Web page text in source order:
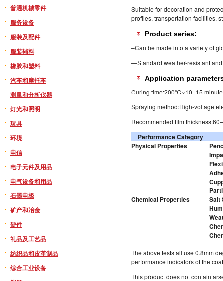
普通机械零件
服务设备
服装及配件
服装辅料
橡胶和塑料
汽车和摩托车
测量和分析仪器
灯光和照明
玩具
环境
电信
电子元件及用品
电气设备和用品
石墨电极
矿产和冶金
硬件
礼品及工艺品
纺织品和皮革制品
综合工业设备
Suitable for decoration and
profiles, transportation facilities,
Product series:
–Can be made into a variety of
—Standard weather-resistant
Application
Curing time:200℃×10–15
Spraying method:High-voltage
Recommended film
Performance Category
Physical Properties
Chemical Properties
Salt
The above tests all use 0.8mm
performance indicators of the
This product does not contain